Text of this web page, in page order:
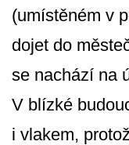
(umístěném v
dojet do
se nachází na
V blízké
i vlakem,